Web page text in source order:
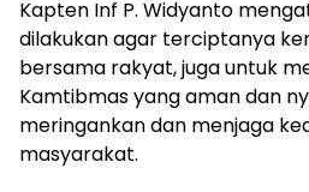
Kapten Inf P. Widyanto
dilakukan agar terciptanya
bersama rakyat, juga untuk
Kamtibmas yang aman dan
meringankan dan menjaga
masyarakat.